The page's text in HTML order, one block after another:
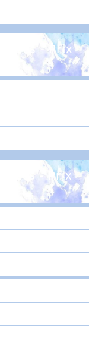
- Prix
- Prix